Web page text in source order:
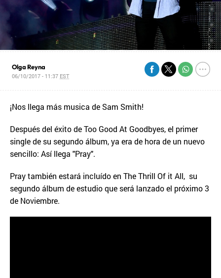
Olga Reyna
06/10/2017 - 11:37 EST
¡Nos llega más musica de Sam Smith!
Después del éxito de Too Good At Goodbyes, el primer
single de su segundo álbum, ya era de hora de un nuevo
sencillo: Así llega "Pray".
Pray también estará incluído en The Thrill Of it All, su
segundo álbum de estudio que será lanzado el próximo 3
de Noviembre.